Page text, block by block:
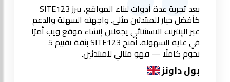
بعد تجربة عدة أدوات لبناء المواقع، يبرز SITE123
كأفضل خيار للمبتدئين مثلي. واجهته السهلة والدعم
عبر الإنترنت الاستثنائي يجعلان إنشاء موقع ويب أمرًا
في غاية السهولة. أمنح SITE123 بثقة تقييم 5
نجوم كاملًا — فهو مثالي للمبتدئين.
بول داونز